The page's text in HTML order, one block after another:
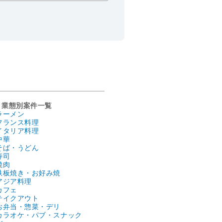
業態別案件一覧
ーメン
ランス料理
タリア料理
華
ば・うどん
司
肉
板焼き・お好み焼
ジア料理
フェ
イクアウト
弁当・惣菜・デリ
ラオケ・パブ・スナック